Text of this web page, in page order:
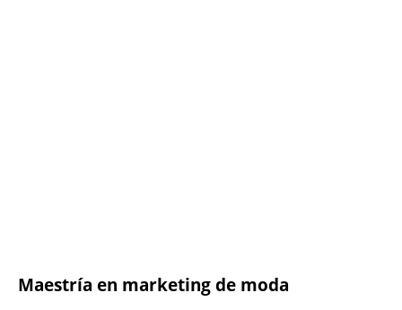
Maestría en marketing de moda